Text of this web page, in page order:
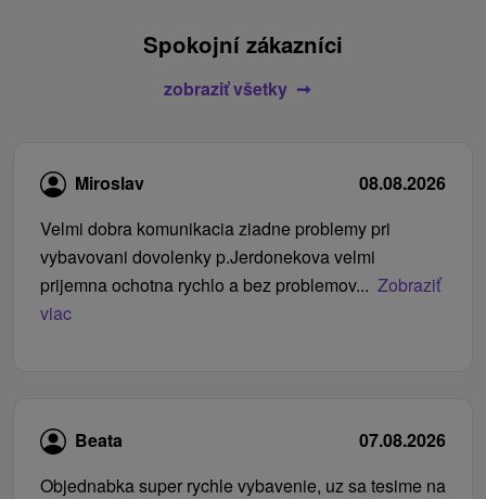
Spokojní zákazníci
zobraziť všetky
Miroslav
08.08.2026
Velmi dobra komunikacia ziadne problemy pri
vybavovani dovolenky p.Jerdonekova velmi
prijemna ochotna rychlo a bez problemov... Zobraziť
viac
Beata
07.08.2026
Objednabka super rychle vybavenie, uz sa tesime na